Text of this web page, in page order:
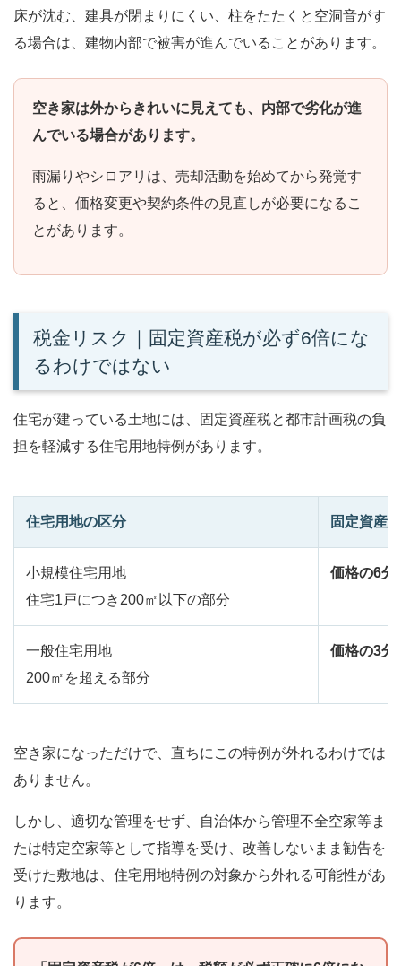
床が沈む、建具が閉まりにくい、柱をたたくと空洞音がす
る場合は、建物内部で被害が進んでいることがあります。
空き家は外からきれいに見えても、内部で劣化が進
んでいる場合があります。
雨漏りやシロアリは、売却活動を始めてから発覚す
ると、価格変更や契約条件の見直しが必要になるこ
とがあります。
税金リスク｜固定資産税が必ず6倍にな
るわけではない
住宅が建っている土地には、固定資産税と都市計画税の負
担を軽減する住宅用地特例があります。
住宅用地の区分 固定資産
小規模住宅用地
住宅1戸につき200㎡以下の部分
価格の6分
一般住宅用地
200㎡を超える部分
価格の3分
空き家になっただけで、直ちにこの特例が外れるわけでは
ありません。
しかし、適切な管理をせず、自治体から管理不全空家等ま
たは特定空家等として指導を受け、改善しないまま勧告を
受けた敷地は、住宅用地特例の対象から外れる可能性があ
ります。